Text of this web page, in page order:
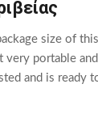
size of
portable
and is ready